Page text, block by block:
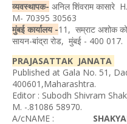
व्यवस्थापक- अनिल शिंवराम कासारे
M- 70395 30563
मुंबई कार्यालय -11, सम्राट अशोक
सायन-बांद्रा रोड, मुंबई - 400 017.
PRAJASATTAK JANATA
Published at Gala No. 51,
400601,Maharashtra.
Editor : Subodh Shivram
M. -.81086 58970.
A/cNAME :